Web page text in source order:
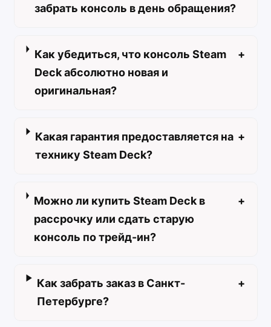
забрать консоль в день обращения?
Как убедиться, что консоль Steam
Deck абсолютно новая и
оригинальная?
+
Какая гарантия предоставляется на
технику Steam Deck?
+
Можно ли купить Steam Deck в
рассрочку или сдать старую
консоль по трейд-ин?
+
Как забрать заказ в Санкт-
Петербурге?
+